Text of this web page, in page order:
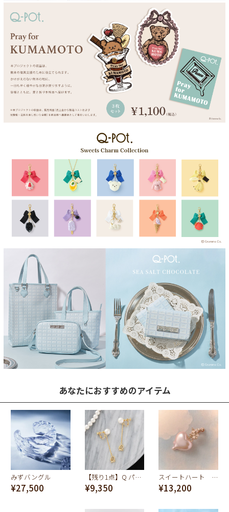
あなたにおすすめのアイテム
みずバングル
¥27,500
【残り1点】Q パール イヤリング（クラシック クリスタル）（ペア）
¥9,350
スイートハート エンジェル イヤリング(ストロベリーチョコレート)
¥13,200